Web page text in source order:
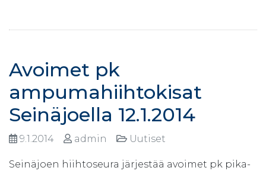
Avoimet pk
ampumahiihtokisat
Seinäjoella 12.1.2014
9.1.2014 admin Uutiset
Seinäjoen hiihtoseura järjestää avoimet pk pika-